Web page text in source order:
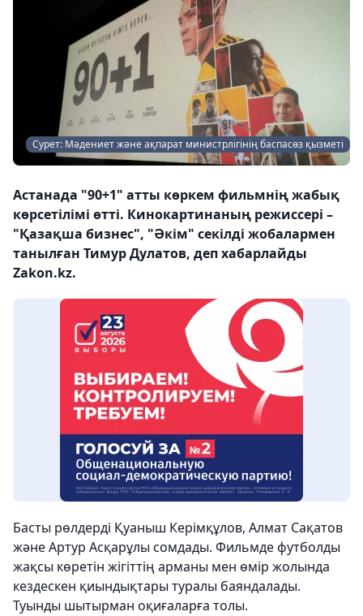
Сурет: Мәдениет және ақпарат министрлігінің баспасөз қызметі
Астанада "90+1" атты көркем фильмнің жабық
көрсетілімі өтті. Кинокартинаның режиссері –
"Қазақша бизнес", "Әкім" секілді жобалармен
танылған Тимур Дулатов, деп хабарлайды
Zakon.kz.
Басты рөлдерді Қуаныш Керімқұлов, Алмат Сақатов
және Артур Асқарұлы сомдады. Фильмде футболды
жақсы көретін жігіттің арманы мен өмір жолында
кездескен қиындықтары туралы баяндалады.
Туынды шытырман оқиғаларға толы.